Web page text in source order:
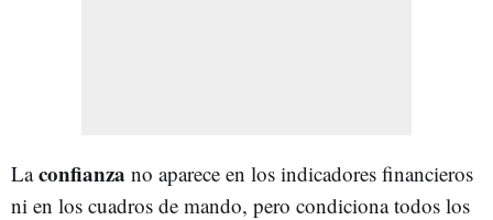
Laconfianza no aparece en los indicadores financieros
ni en los cuadros de mando, pero condiciona todos los